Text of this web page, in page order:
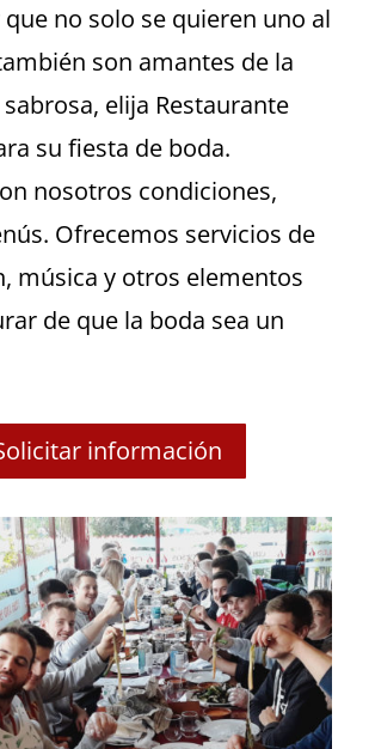
no solo se quieren uno al
son amantes de la
elija Restaurante
su fiesta de boda.
nosotros condiciones,
Ofrecemos servicios de
música y otros elementos
de que la boda sea un
información